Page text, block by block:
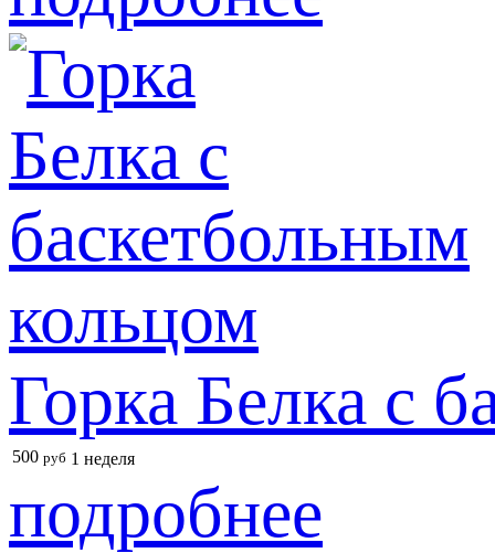
Горка Белка с
500 руб 1 неделя
подробнее